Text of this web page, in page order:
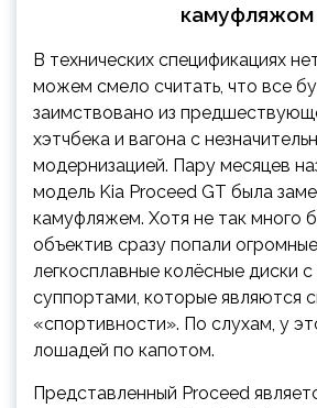
камуфляжом
В технических спецификациях
можем смело считать, что все
заимствовано из
хэтчбека и вагона с
модернизацией. Пару месяцев
модель Kia Proceed GT была
камуфляжем. Хотя не так много
объектив сразу попали
легкосплавные колёсные диски
суппортами, которые являются
«спортивности». По слухам, у
лошадей по капотом.
Представленный Proceed